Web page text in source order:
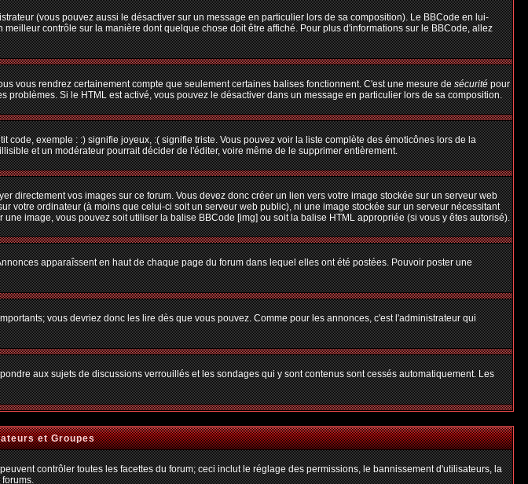
(vous pouvez aussi le désactiver sur un message en particulier lors de sa composition). Le BBCode en lui-
contrôle sur la manière dont quelque chose doit être affiché. Pour plus d'informations sur le BBCode, allez
vous rendrez certainement compte que seulement certaines balises fonctionnent. C'est une mesure desécuritépour
Si le HTML est activé, vous pouvez le désactiver dans un message en particulier lors de sa composition.
exemple : :) signifie joyeux, :( signifie triste. Vous pouvez voir la liste complète des émoticônes lors de la
et un modérateur pourrait décider de l'éditer, voire même de le supprimer entièrement.
directement vos images sur ce forum. Vous devez donc créer un lien vers votre image stockée sur un serveur web
votre ordinateur (à moins que celui-ci soit un serveur web public), ni une image stockée sur un serveur nécessitant
image, vous pouvez soit utiliser la balise BBCode [img] ou soit la balise HTML appropriée (si vous y êtes autorisé).
apparaîssent en haut de chaque page du forum dans lequel elles ont été postées. Pouvoir poster une
vous devriez donc les lire dès que vous pouvez. Comme pour les annonces, c'est l'administrateur qui
aux sujets de discussions verrouillés et les sondages qui y sont contenus sont cessés automatiquement. Les
et Groupes
contrôler toutes les facettes du forum; ceci inclut le réglage des permissions, le bannissement d'utilisateurs, la